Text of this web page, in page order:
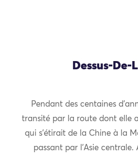
Dessus-De-
Pendant des centaines
transité par la route dont elle
qui s’étirait de la Chine à la
passant par l’Asie centrale.